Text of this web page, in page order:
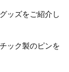
ッズをご紹介し
ック製のピンを